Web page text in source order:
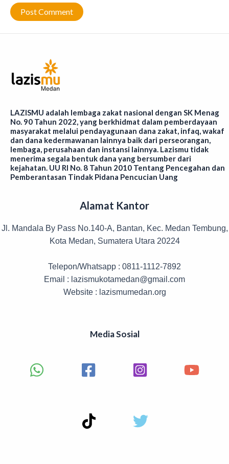
LAZISMU adalah lembaga zakat nasional dengan SK Menag
No. 90 Tahun 2022, yang berkhidmat dalam pemberdayaan
masyarakat melalui pendayagunaan dana zakat, infaq, wakaf
dan dana kedermawanan lainnya baik dari perseorangan,
lembaga, perusahaan dan instansi lainnya. Lazismu tidak
menerima segala bentuk dana yang bersumber dari
kejahatan. UU RI No. 8 Tahun 2010 Tentang Pencegahan dan
Pemberantasan Tindak Pidana Pencucian Uang
Alamat Kantor
Jl. Mandala By Pass No.140-A, Bantan, Kec. Medan Tembung,
Kota Medan, Sumatera Utara 20224
Telepon/Whatsapp : 0811-1112-7892
Email : lazismukotamedan@gmail.com
Website : lazismumedan.org
Media Sosial